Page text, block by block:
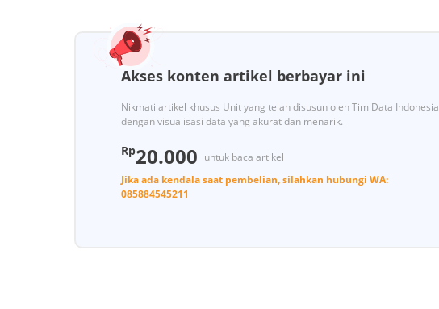
Akses konten artikel berbayar ini
Nikmati artikel khusus Unit yang telah disusun oleh Tim Data Indonesia
dengan visualisasi data yang akurat dan menarik.
Rp20.000 untuk baca artikel
Jika ada kendala saat pembelian, silahkan hubungi WA:
085884545211